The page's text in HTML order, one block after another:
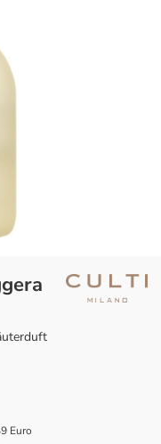
Euro